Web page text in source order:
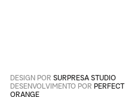
+Português
DESIGN POR SURPRESA STUDIO
DESENVOLVIMENTO POR PERFECT
ORANGE